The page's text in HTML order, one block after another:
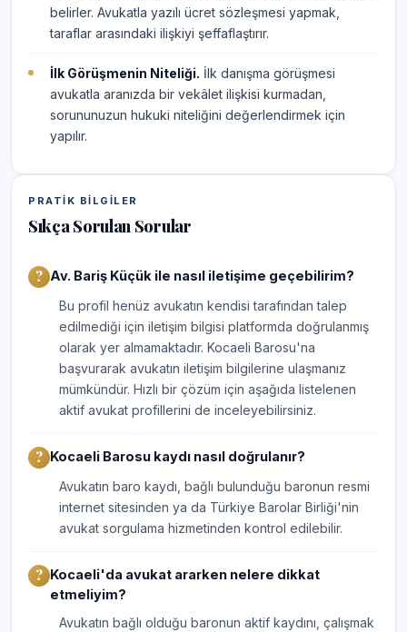
belirler. Avukatla yazılı ücret sözleşmesi yapmak,
taraflar arasındaki ilişkiyi şeffaflaştırır.
İlk Görüşmenin Niteliği. İlk danışma görüşmesi
avukatla aranızda bir vekâlet ilişkisi kurmadan,
sorununuzun hukuki niteliğini değerlendirmek için
yapılır.
PRATIK BILGILER
Sıkça Sorulan Sorular
Av. Bariş Küçük ile nasıl iletişime geçebilirim?
Bu profil henüz avukatın kendisi tarafından talep
edilmediği için iletişim bilgisi platformda doğrulanmış
olarak yer almamaktadır. Kocaeli Barosu'na
başvurarak avukatın iletişim bilgilerine ulaşmanız
mümkündür. Hızlı bir çözüm için aşağıda listelenen
aktif avukat profillerini de inceleyebilirsiniz.
Kocaeli Barosu kaydı nasıl doğrulanır?
Avukatın baro kaydı, bağlı bulunduğu baronun resmi
internet sitesinden ya da Türkiye Barolar Birliği'nin
avukat sorgulama hizmetinden kontrol edilebilir.
Kocaeli'da avukat ararken nelere dikkat
etmeliyim?
Avukatın bağlı olduğu baronun aktif kaydını, çalışmak